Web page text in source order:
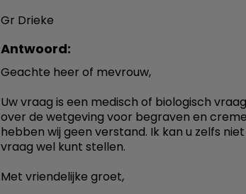
Gr Drieke
Antwoord:
Geachte heer of mevrouw,
Uw vraag is een medisch of biologisch
over de wetgeving voor begraven en
hebben wij geen verstand. Ik kan u zelfs
vraag wel kunt stellen.
Met vriendelijke groet,